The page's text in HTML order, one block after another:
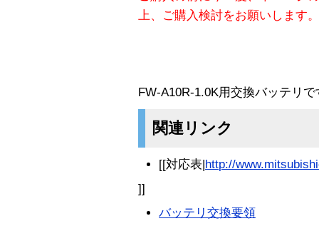
上、ご購入検討をお願いします。
FW-A10R-1.0K用交換バッテリで
関連リンク
[[対応表|http://
]]
バッテリ交換要領